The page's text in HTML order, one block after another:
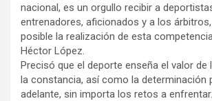
nacional, es un orgullo recibir a
entrenadores, aficionados y a los
posible la realización de esta
Héctor López.
Precisó que el deporte enseña el valor de
la constancia, así como la determinación
adelante, sin importa los retos a enfrentar.